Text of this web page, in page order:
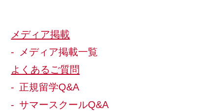
メディア掲載
メディア掲載一覧
よくあるご質問
正規留学Q&A
サマースクールQ&A